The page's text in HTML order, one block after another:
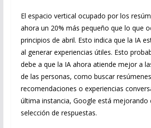
El espacio vertical ocupado por los
ahora un 20% más pequeño que lo que
principios de abril. Esto indica que la IA
al generar experiencias útiles. Esto
debe a que la IA ahora atiende mejor a
de las personas, como buscar
recomendaciones o experiencias
última instancia, Google está mejorando
selección de respuestas.